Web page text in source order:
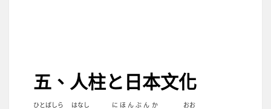
五、 人柱と日本文化
ひとばしら はなし にほんぶんか おお